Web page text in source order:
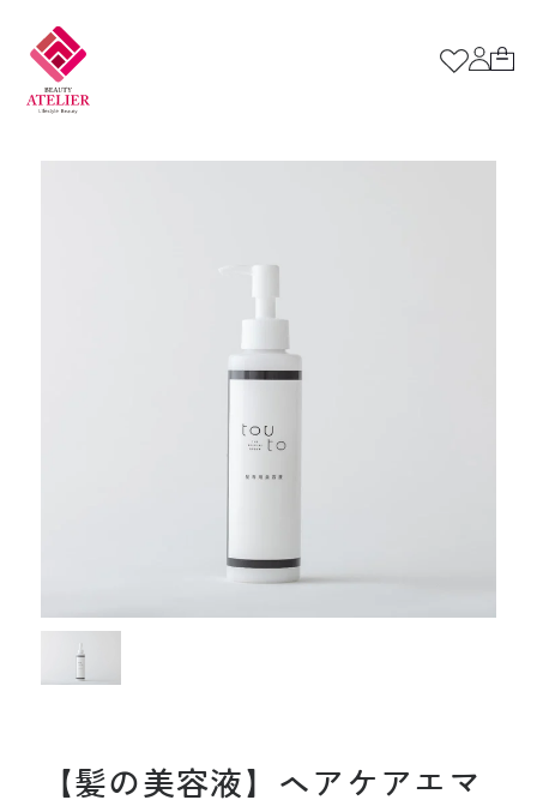
tou-to（ヘアケア商品）
ハーブティー
【髪の美容液】ヘアケアエマ